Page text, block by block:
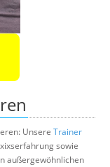
Unsere Trainer
sowie
außergewöhnlichen